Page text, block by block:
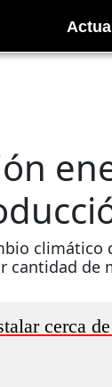
climático
cantidad de
cerca